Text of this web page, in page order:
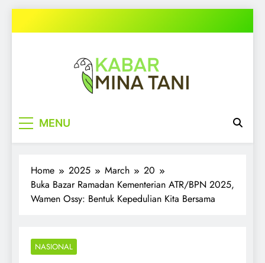
to
MENU
Home 2025 March
20
Buka Bazar Ramadan Kementerian ATR/BPN 2025,
Wamen Ossy: Bentuk Kepedulian Kita Bersama
NASIONAL